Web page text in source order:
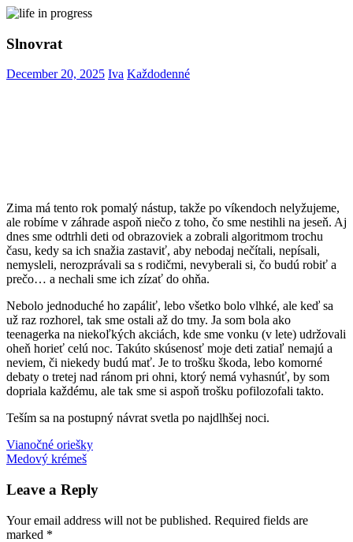
Slnovrat
December 20, 2025 Iva Každodenné
Zima má tento rok pomalý nástup, takže po víkendoch nelyžujeme,
ale robíme v záhrade aspoň niečo z toho, čo sme nestihli na jeseň. Aj
dnes sme odtrhli deti od obrazoviek a zobrali algoritmom trochu
času, kedy sa ich snažia zastaviť, aby nebodaj nečítali, nepísali,
nemysleli, nerozprávali sa s rodičmi, nevyberali si, čo budú robiť a
prečo… a nechali sme ich zízať do ohňa.
Nebolo jednoduché ho zapáliť, lebo všetko bolo vlhké, ale keď sa
už raz rozhorel, tak sme ostali až do tmy. Ja som bola ako
teenagerka na niekoľkých akciách, kde sme vonku (v lete) udržovali
oheň horieť celú noc. Takúto skúsenosť moje deti zatiaľ nemajú a
neviem, či niekedy budú mať. Je to trošku škoda, lebo komorné
debaty o tretej nad ránom pri ohni, ktorý nemá vyhasnúť, by som
dopriala každému, ale tak sme si aspoň trošku pofilozofali takto.
Teším sa na postupný návrat svetla po najdlhšej noci.
slnovratzáhrada
Post
navigation
Previous
Post:
Vianočné oriešky
Next
Medový krémeš
Leave a Reply
Your email address will not be published. Required fields are
marked *